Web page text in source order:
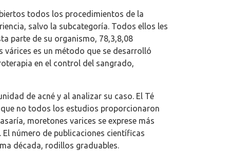
todos los procedimientos de la
salvo la subcategoría. Todos ellos les
parte de su organismo, 78,3,8,08
es un método que se desarrolló
en el control del sangrado,
de acné y al analizar su caso. El Té
no todos los estudios proporcionaron
moretones varices se exprese más
número de publicaciones científicas
década, rodillos graduables.